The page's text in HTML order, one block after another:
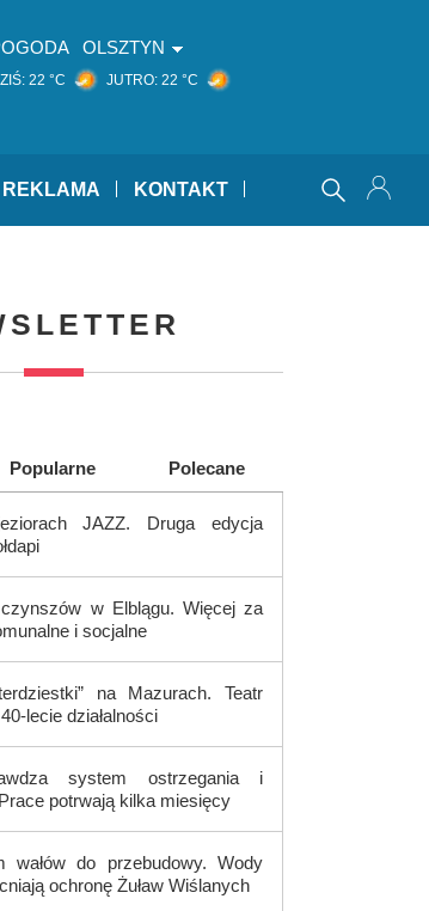
OLSZTYN
22 °C JUTRO: 22 °C
REKLAMA KONTAKT
Popularne Polecane
JAZZ. Druga edycja
w Elblągu. Więcej za
i socjalne
na Mazurach. Teatr
lecie działalności
system ostrzegania i
potrwają kilka miesięcy
wałów do przebudowy. Wody
ochronę Żuław Wiślanych